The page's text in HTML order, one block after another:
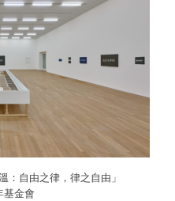
：自由之律，律之自由」
基金會